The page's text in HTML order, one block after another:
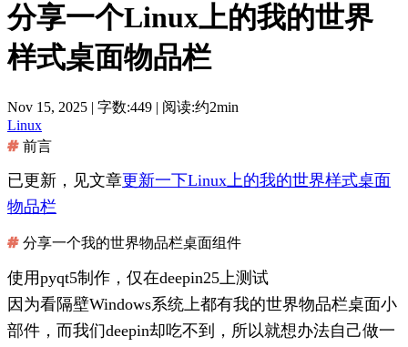
分享一个Linux上的我的世界
样式桌面物品栏
Nov 15, 2025 | 字数:449 | 阅读:约2min
Linux
前言
已更新，见文章更新一下Linux上的我的世界样式桌面
物品栏
分享一个我的世界物品栏桌面组件
使用pyqt5制作，仅在deepin25上测试
因为看隔壁Windows系统上都有我的世界物品栏桌面小
部件，而我们deepin却吃不到，所以就想办法自己做一